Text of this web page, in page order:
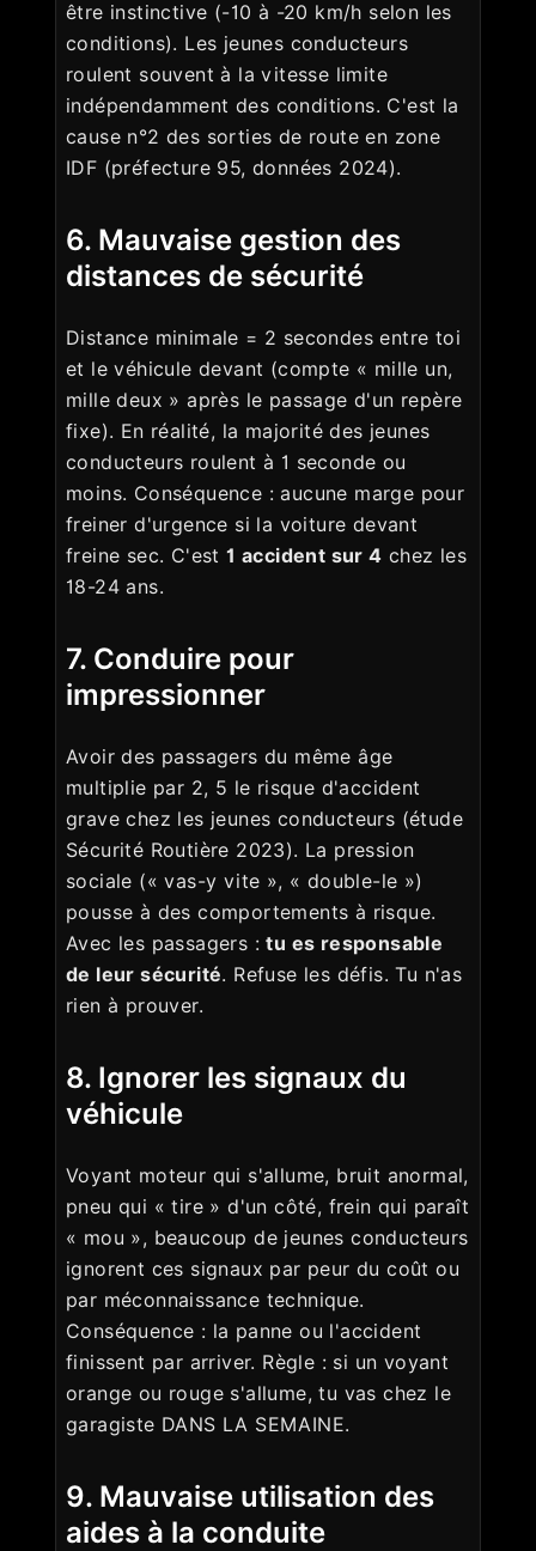
être instinctive (-10 à -20 km/h selon les
conditions). Les jeunes conducteurs
roulent souvent à la vitesse limite
indépendamment des conditions. C'est la
cause n°2 des sorties de route en zone
IDF (préfecture 95, données 2024).
6. Mauvaise gestion des
distances de sécurité
Distance minimale = 2 secondes entre toi
et le véhicule devant (compte « mille un,
mille deux » après le passage d'un repère
fixe). En réalité, la majorité des jeunes
conducteurs roulent à 1 seconde ou
moins. Conséquence : aucune marge pour
freiner d'urgence si la voiture devant
freine sec. C'est1 accident sur 4 chez les
18-24 ans.
7. Conduire pour
impressionner
Avoir des passagers du même âge
multiplie par 2, 5 le risque d'accident
grave chez les jeunes conducteurs (étude
Sécurité Routière 2023). La pression
sociale (« vas-y vite », « double-le »)
pousse à des comportements à risque.
Avec les passagers :tu es responsable
de leur sécurité. Refuse les défis. Tu n'as
rien à prouver.
8. Ignorer les signaux du
véhicule
Voyant moteur qui s'allume, bruit anormal,
pneu qui « tire » d'un côté, frein qui paraît
« mou », beaucoup de jeunes conducteurs
ignorent ces signaux par peur du coût ou
par méconnaissance technique.
Conséquence : la panne ou l'accident
finissent par arriver. Règle : si un voyant
orange ou rouge s'allume, tu vas chez le
garagiste DANS LA SEMAINE.
9. Mauvaise utilisation des
aides à la conduite